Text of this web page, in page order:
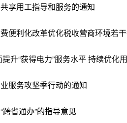
享用工指导和服务的通知
便利化改革优化税收营商环境若
升“获得电力”服务水平 持续优化
服务攻坚季行动的通知
省通办”的指导意见